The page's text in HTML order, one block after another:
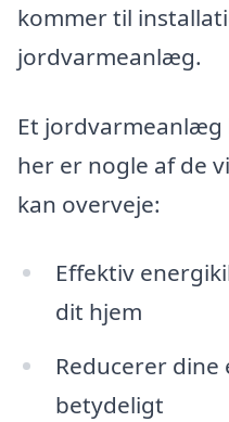
kommer til
jordvarmeanlæg.
Et jordvarmeanlæg
her er nogle af de
kan overveje:
Effektiv
dit hjem
Reducerer
betydeligt